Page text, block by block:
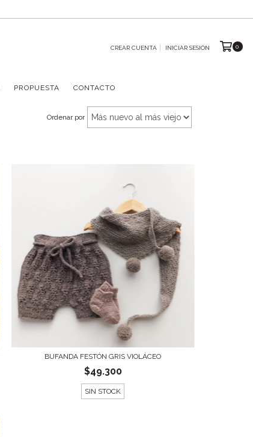
CREAR CUENTA INICIAR SESIÓN 0
PROPUESTA CONTACTO
Ordenar por
BUFANDA FESTÓN GRIS VIOLÁCEO
$49.300
SIN STOCK